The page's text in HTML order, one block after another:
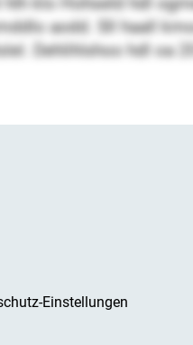
aodd. Sll haall
Dehlihlshoo hdl oa
Einstellungen